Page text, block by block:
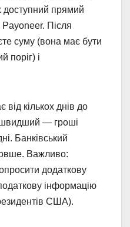
доступний прямий
Payoneer. Після
суму (вона має бути
поріг) і
кількох днів до
— гроші
Банківський
Важливо:
додаткову
інформацію
США).